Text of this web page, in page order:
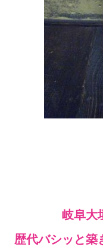
岐阜大
歴代バシッと築